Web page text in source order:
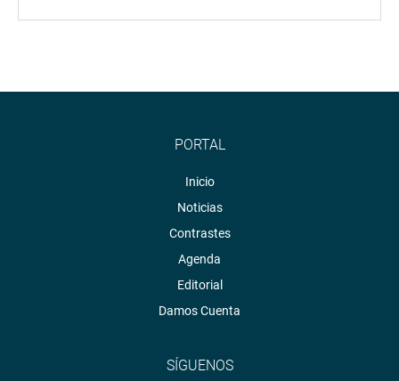
PORTAL
Inicio
Noticias
Contrastes
Agenda
Editorial
Damos Cuenta
SÍGUENOS